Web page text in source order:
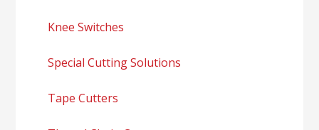
Knee Switches
Special Cutting Solutions
Tape Cutters